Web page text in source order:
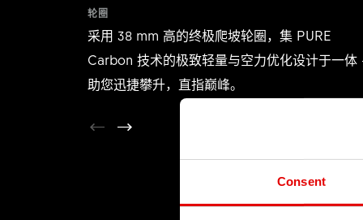
Consent
轮圈
采用 38 mm 高的终极爬坡轮圈，集 PURE
Carbon 技术的极致轻量与空力优化设计于一体
助您迅捷攀升，直指巅峰。